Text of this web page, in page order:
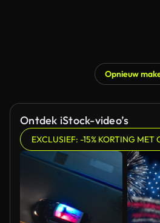
Opnieuw
Ontdek iStock-video’s
EXCLUSIEF: -15% KORTING MET